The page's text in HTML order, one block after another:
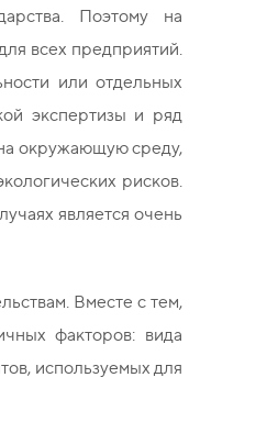
Поэтому на
всех предприятий.
или отдельных
экспертизы и ряд
на окружающую среду,
рисков.
является очень
Вместе с тем,
факторов: вида
используемых для